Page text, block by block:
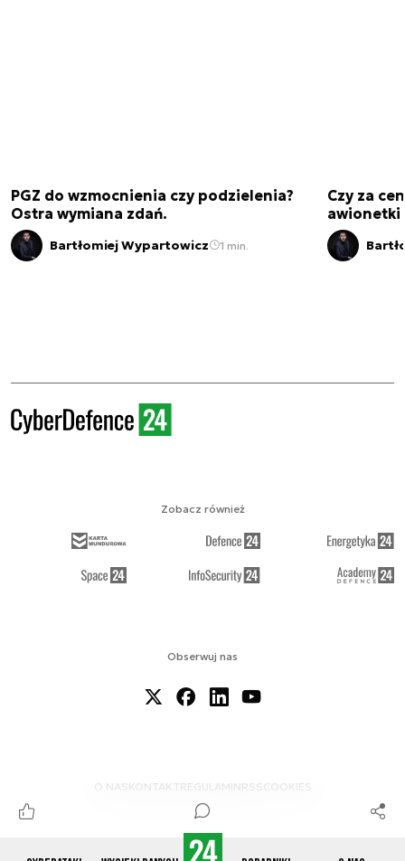
PGZ do wzmocnienia czy podzielenia?
Ostra wymiana zdań.
Bartłomiej Wypartowicz 1 min.
Czy za
awionetki
Obserwuj nas
O NAS KONTAKTREGULAMINRSS COOKIES
Zobacz również